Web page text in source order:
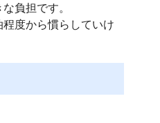
負担です。
度から慣らしていけ